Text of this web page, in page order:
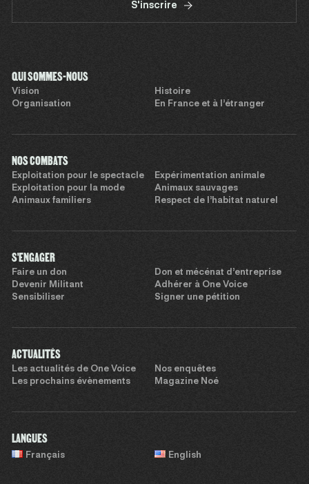
S'inscrire
QUI SOMMES-NOUS
Vision
Histoire
Organisation
En France et à l’étranger
NOS COMBATS
Exploitation pour le spectacle
Expérimentation animale
Exploitation pour la mode
Animaux sauvages
Animaux familiers
Respect de l’habitat naturel
S'ENGAGER
Faire un don
Don et mécénat d’entreprise
Devenir Militant
Adhérer à One Voice
Sensibiliser
Signer une pétition
ACTUALITÉS
Les actualités de One Voice
Nos enquêtes
Les prochains évènements
Magazine Noé
LANGUES
Français English